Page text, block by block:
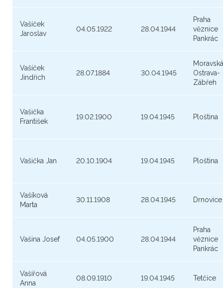
Vašíček
Jaroslav
04.05.1922 28.04.1944
Praha
věznice
Pankrác
Vašíček
Jindřich
28.07.1884 30.04.1945
Moravská
Ostrava-
Zábřeh
Vašička
František
19.02.1900 19.04.1945 Ploština
Vašička Jan 20.10.1904 19.04.1945 Ploština
Vašíková
Marta
30.11.1908 28.04.1945 Drnovice
Vašina Josef 04.05.1900 28.04.1944
Praha
věznice
Pankrác
Vašířová
Anna
08.09.1910 19.04.1945 Tetčice